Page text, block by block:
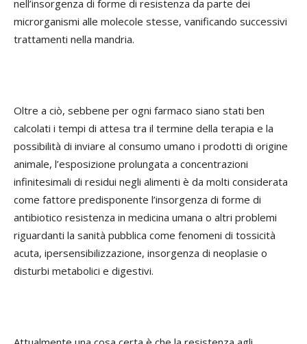
nell’insorgenza di forme di resistenza da parte dei
microrganismi alle molecole stesse, vanificando successivi
trattamenti nella mandria.
Oltre a ciò, sebbene per ogni farmaco siano stati ben
calcolati i tempi di attesa tra il termine della terapia e la
possibilità di inviare al consumo umano i prodotti di origine
animale, l’esposizione prolungata a concentrazioni
infinitesimali di residui negli alimenti è da molti considerata
come fattore predisponente l’insorgenza di forme di
antibiotico resistenza in medicina umana o altri problemi
riguardanti la sanità pubblica come fenomeni di tossicità
acuta, ipersensibilizzazione, insorgenza di neoplasie o
disturbi metabolici e digestivi.